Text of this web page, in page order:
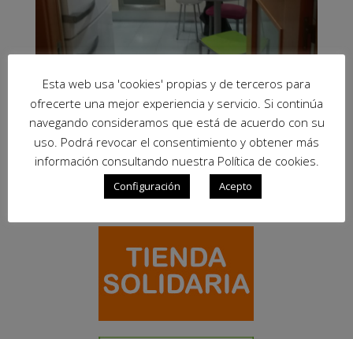
Esta web usa 'cookies' propias y de terceros para
ofrecerte una mejor experiencia y servicio. Si continúa
navegando consideramos que está de acuerdo con su
uso. Podrá revocar el consentimiento y obtener más
información consultando nuestra Política de cookies.
Configuración Acepto